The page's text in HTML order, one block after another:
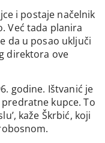
i postaje načelnik
Već tada planira
da u posao uključi
direktora ove
godine. Ištvanić je
kupce. To
kaže Škrbić, koji